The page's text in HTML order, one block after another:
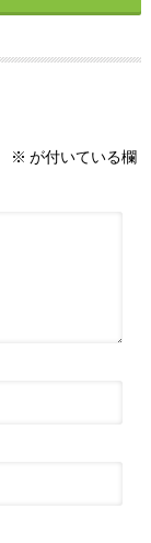
※ が付いている欄